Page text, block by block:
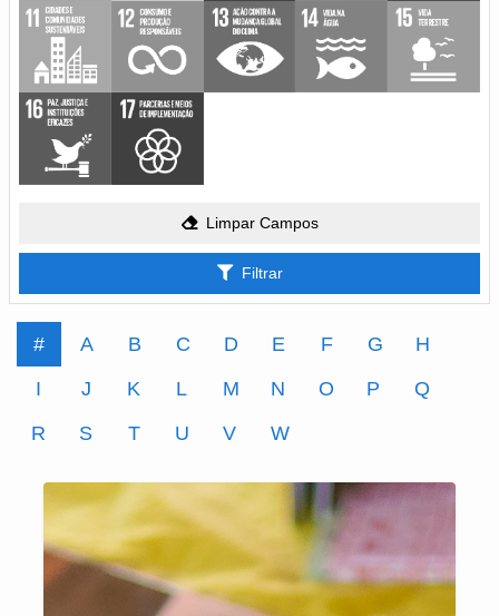
Limpar Campos
Filtrar
# A B C D E F G
H
I
J K L M N O P
Q
R
S T U V W